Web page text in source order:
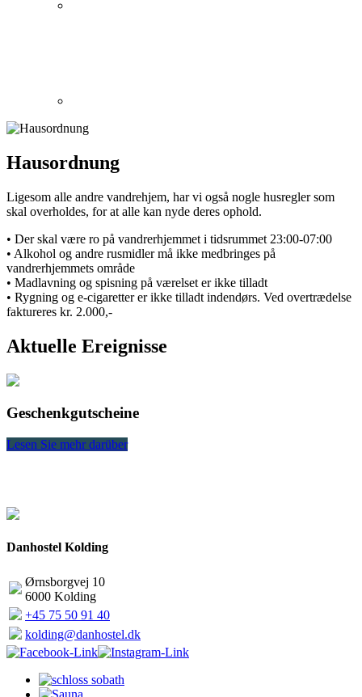
Hausordnung
Ligesom alle andre vandrehjem, har vi også nogle husregler som
skal overholdes, for at alle kan nyde deres ophold.
• Der skal være ro på vandrerhjemmet i tidsrummet 23:00-07:00
• Alkohol og andre rusmidler må ikke medbringes på
vandrerhjemmets område
• Madlavning og spisning på værelset er ikke tilladt
• Rygning og e-cigaretter er ikke tilladt indendørs. Ved overtrædelse
faktureres kr. 2.000,-
Aktuelle Ereignisse
Geschenkgutscheine
Lesen Sie mehr darüber
Danhostel Kolding
Ørnsborgvej 10
6000 Kolding
+45 75 50 91 40
kolding@danhostel.dk